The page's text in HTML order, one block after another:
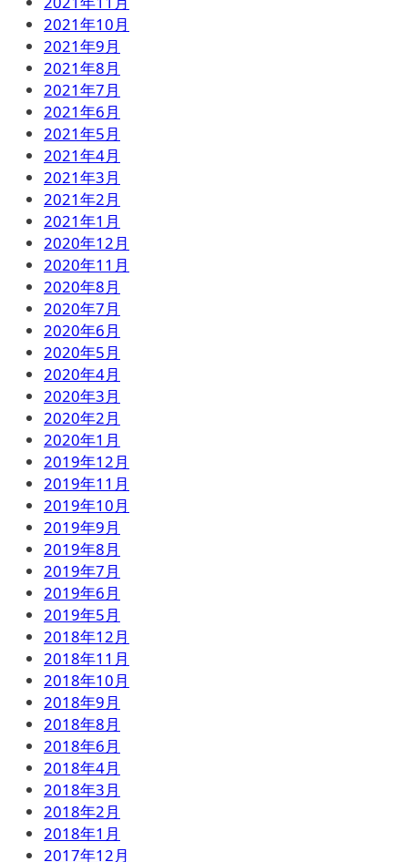
2021年10月
2021年9月
2021年8月
2021年7月
2021年6月
2021年5月
2021年4月
2021年3月
2021年2月
2021年1月
2020年12月
2020年11月
2020年8月
2020年7月
2020年6月
2020年5月
2020年4月
2020年3月
2020年2月
2020年1月
2019年12月
2019年11月
2019年10月
2019年9月
2019年8月
2019年7月
2019年6月
2019年5月
2018年12月
2018年11月
2018年10月
2018年9月
2018年8月
2018年6月
2018年4月
2018年3月
2018年2月
2018年1月
2017年12月